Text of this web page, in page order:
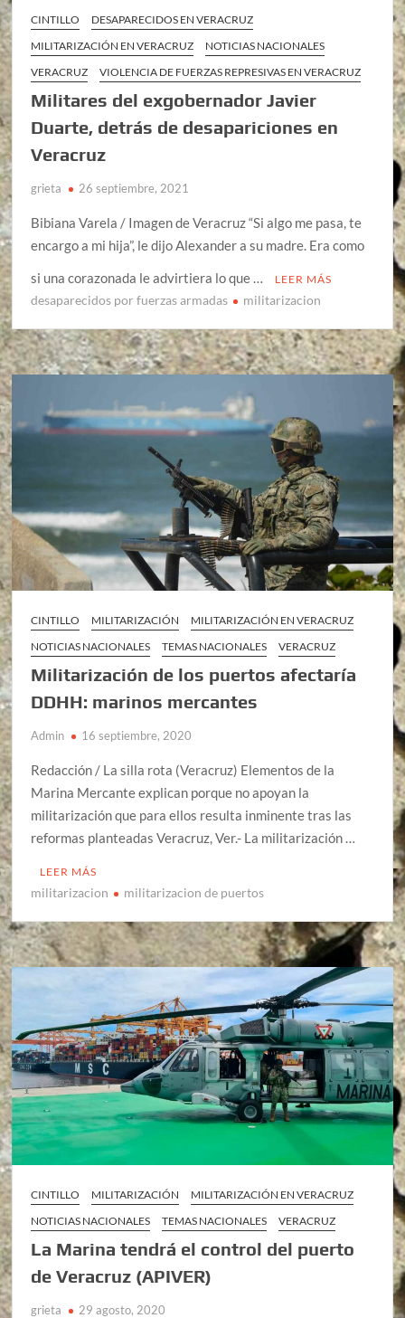
CINTILLO
DESAPARECIDOS EN VERACRUZ
MILITARIZACIÓN EN VERACRUZ
NOTICIAS NACIONALES
VERACRUZ
VIOLENCIA DE FUERZAS REPRESIVAS EN VERACRUZ
Militares del exgobernador Javier
Duarte, detrás de desapariciones en
Veracruz
grieta 26 septiembre, 2021
Bibiana Varela / Imagen de Veracruz “Si algo me pasa, te
encargo a mi hija”, le dijo Alexander a su madre. Era como
si una corazonada le advirtiera lo que …
LEER MÁS
desaparecidos por fuerzas armadas militarizacion
CINTILLO MILITARIZACIÓN
MILITARIZACIÓN EN VERACRUZ
NOTICIAS NACIONALES
TEMAS NACIONALES VERACRUZ
Militarización de los puertos afectaría
DDHH: marinos mercantes
Admin 16 septiembre, 2020
Redacción / La silla rota (Veracruz) Elementos de la
Marina Mercante explican porque no apoyan la
militarización que para ellos resulta inminente tras las
reformas planteadas Veracruz, Ver.- La militarización …
LEER MÁS
militarizacion militarizacion de puertos
CINTILLO MILITARIZACIÓN
MILITARIZACIÓN EN VERACRUZ
NOTICIAS NACIONALES
TEMAS NACIONALES VERACRUZ
La Marina tendrá el control del puerto
de Veracruz (APIVER)
grieta 29 agosto, 2020